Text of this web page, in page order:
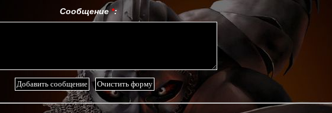
Сообщение*: